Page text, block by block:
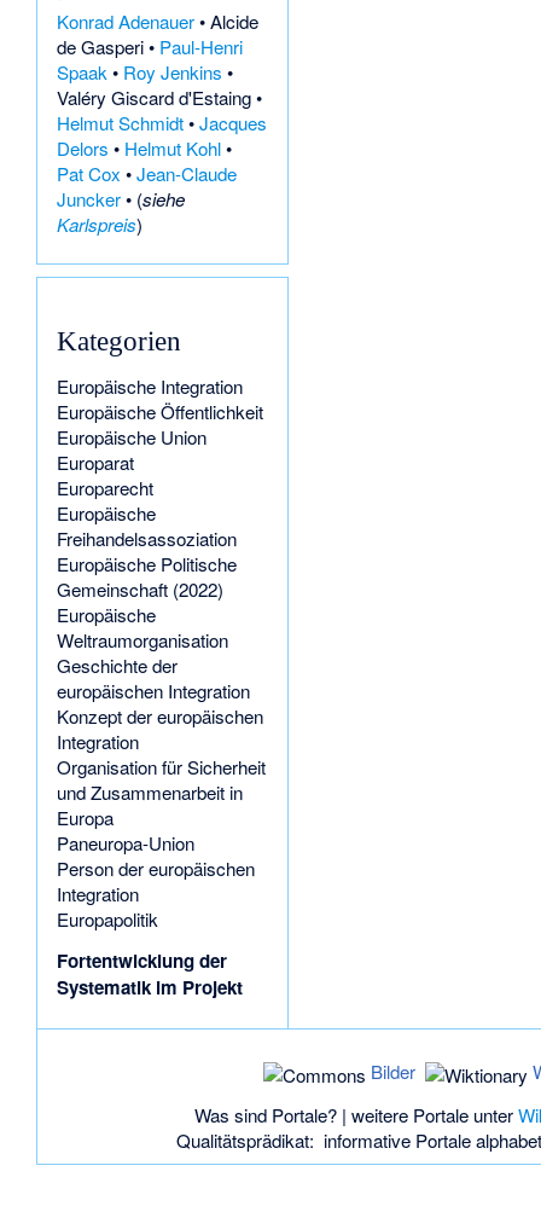
Konrad Adenauer•Alcide
de Gasperi• Paul-Henri
Spaak • Roy Jenkins •
Valéry Giscard d'Estaing•
Helmut Schmidt•Jacques
Delors • Helmut Kohl•
Pat Cox •Jean-Claude
Juncker• (siehe
Karlspreis)
Kategorien
Europäische Integration
Europäische Öffentlichkeit
Europäische Union
Europarat
Europarecht
Europäische
Freihandelsassoziation
Europäische Politische
Gemeinschaft (2022)
Europäische
Weltraumorganisation
Geschichte der
europäischen Integration
Konzept der europäischen
Integration
Organisation für Sicherheit
und Zusammenarbeit in
Europa
Paneuropa-Union
Person der europäischen
Integration
Europapolitik
Fortentwicklung der
Systematik im Projekt
Bilder
Was sind Portale? | weitere Portale unter
Qualitätsprädikat: informative Portale